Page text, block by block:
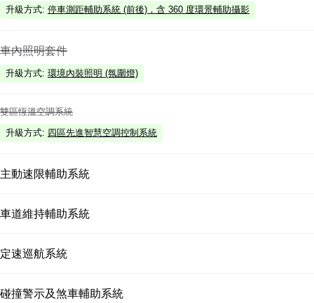
升級方式: 停車測距輔助系統 (前後)，含 360 度環景輔助攝影
車內照明套件
升級方式: 環境內裝照明 (氛圍燈)
雙區恆溫空調系統
升級方式: 四區先進智慧空調控制系統
主動速限輔助系統
車道維持輔助系統
定速巡航系統
碰撞警示及煞車輔助系統